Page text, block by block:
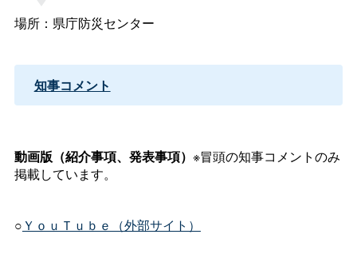
場所：県庁防災センター
知事コメント
動画版（紹介事項、発表事項） ※冒頭の知事コメントのみ
掲載しています。
○ＹｏｕＴｕｂｅ（外部サイト）